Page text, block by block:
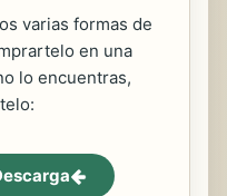
varias formas de
en una
lo encuentras,